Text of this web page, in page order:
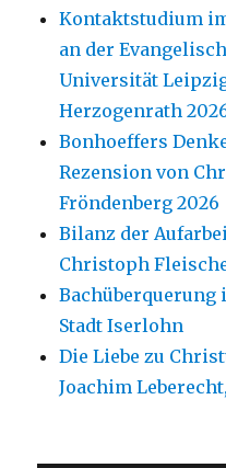
Kontaktstudium
an der
Universität
Herzogenrath
Bonhoeffers
Rezension von
Fröndenberg 2026
Bilanz der
Christoph
Bachüberquerung
Stadt Iserlohn
Die Liebe zu
Joachim